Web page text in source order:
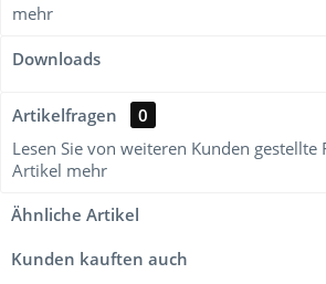
mehr
Downloads
Artikelfragen
0
Lesen Sie von weiteren Kunden gestellte
Artikel mehr
Ähnliche Artikel
Kunden kauften auch